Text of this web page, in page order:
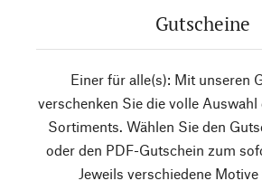
Gutscheine
Einer für alle(s): Mit unseren
verschenken Sie die volle
Sortiments. Wählen Sie den
oder den PDF-Gutschein zum
Jeweils verschiedene